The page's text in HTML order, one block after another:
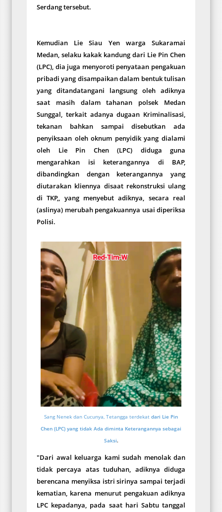
Serdang tersebut.
Kemudian Lie Siau Yen warga Sukaramai
Medan, selaku kakak kandung dari Lie Pin Chen
(LPC), dia juga menyoroti penyataan pengakuan
pribadi yang disampaikan dalam bentuk tulisan
yang ditandatangani langsung oleh adiknya
saat masih dalam tahanan polsek Medan
Sunggal, terkait adanya dugaan Kriminalisasi,
tekanan bahkan sampai disebutkan ada
penyiksaan oleh oknum penyidik yang dialami
oleh Lie Pin Chen (LPC) diduga guna
mengarahkan isi keterangannya di BAP,
dibandingkan dengan keterangannya yang
diutarakan kliennya disaat rekonstruksi ulang
di TKP,, yang menyebut adiknya, secara real
(aslinya) merubah pengakuannya usai diperiksa
Polisi.
Sang Nenek dan Cucunya, Tetangga terdekat dari Lie Pin
Chen (LPC) yang tidak Ada diminta Keterangannya sebagai
Saksi.
"Dari awal keluarga kami sudah menolak dan
tidak percaya atas tuduhan, adiknya diduga
berencana menyiksa istri sirinya sampai terjadi
kematian, karena menurut pengakuan adiknya
LPC kepadanya, pada saat hari Sabtu tanggal